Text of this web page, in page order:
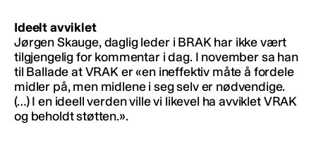
Ideelt avviklet
Jørgen Skauge, daglig leder i BRAK har ikke vært
tilgjengelig for kommentar i dag. I november sa han
til Ballade at VRAK er «en ineffektiv måte å fordele
midler på, men midlene i seg selv er nødvendige.
(…) I en ideell verden ville vi likevel ha avviklet VRAK
og beholdt støtten.».